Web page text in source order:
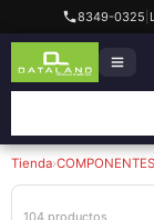
8349-0325
Tienda›
104 productos